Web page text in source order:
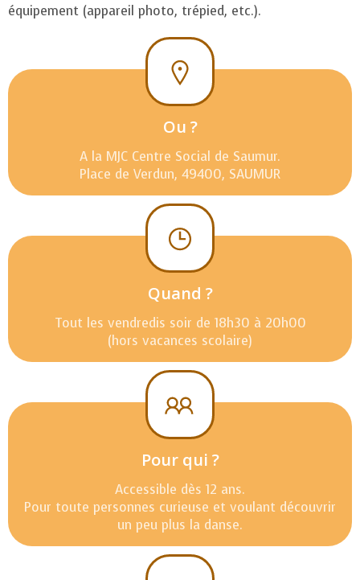
équipement (appareil photo, trépied, etc.).
Ou ?
A la MJC Centre Social de Saumur.
Place de Verdun, 49400, SAUMUR
Quand ?
Tout les vendredis soir de 18h30 à 20h00
(hors vacances scolaire)
Pour qui ?
Accessible dès 12 ans.
Pour toute personnes curieuse et voulant découvrir
un peu plus la danse.